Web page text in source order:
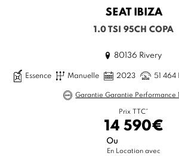
SEAT IBIZA
1.0 TSI 95CH COPA
80136 Rivery
Essence Manuelle 2023 51 464
Garantie Garantie Performance
Prix TTC*
14 590€
Ou
En Location avec